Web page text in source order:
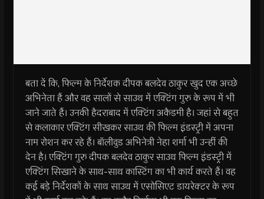
बता दें कि, फिल्म के निर्देशक दीपक बलदेव ठाकुर खुद एक अच्छे
अभिनेता हैं और वह सालों से साउथ में एक्टिंग गुरु के रूप में भी
जाने जाते हैं। उनकी हैदराबाद में एक्टिंग अकैडमी है। जहां से बहुत
से कलाकार एक्टिंग सीखकर साउथ की फिल्म इंडस्ट्री में अपना
नाम रोशन कर रहे हैं। बॉलीवुड अभिनेत्री नेहा शर्मा भी उन्हीं की
देन है। एक्टिंग गुरु दीपक बलदेव ठाकुर साउथ फिल्म इंडस्ट्री में
एक्टिंग सिखाने के साथ-साथ कास्टिंग का भी कार्य करते हैं। वह
कई बड़े निर्देशकों के साथ साउथ में एसोसिएट डायरेक्टर के रूप